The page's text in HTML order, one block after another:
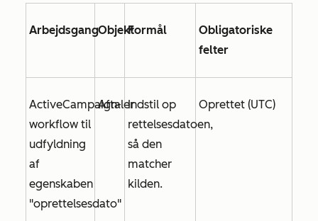
ArbejdsgangObjektFormål
Obligatoriske
felter
ActiveCampaign-
workflow til
udfyldning
af
egenskaben
"oprettelsesdato"
AftalerIndstil op
rettelsesdatoen,
så den
matcher
kilden.
Oprettet (UTC)